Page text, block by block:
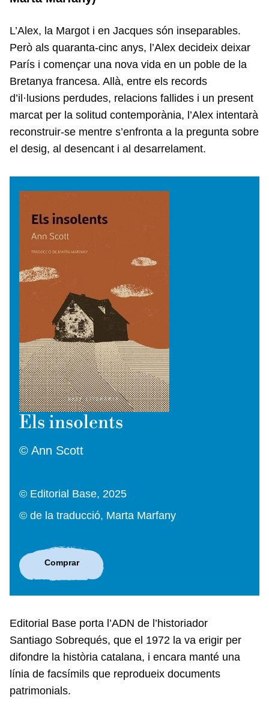
L’Alex, la Margot i en Jacques són inseparables.
Però als quaranta-cinc anys, l’Alex decideix deixar
París i començar una nova vida en un poble de la
Bretanya francesa. Allà, entre els records
d’il·lusions perdudes, relacions fallides i un present
marcat per la solitud contemporània, l’Alex intentarà
reconstruir-se mentre s’enfronta a la pregunta sobre
el desig, al desencant i al desarrelament.
Els insolents
© Ann Scott
© Editorial Base, 2025
© de la traducció, Marta Marfany
Comprar
Editorial Base porta l’ADN de l’historiador
Santiago Sobrequés, que el 1972 la va erigir per
difondre la història catalana, i encara manté una
línia de facsímils que reprodueix documents
patrimonials.